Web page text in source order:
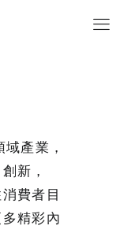
產業，
新，
費者目
精彩內